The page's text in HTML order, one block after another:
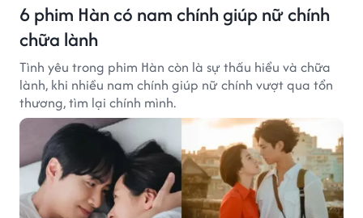
6 phim Hàn có nam chính giúp nữ chính
chữa lành
Tình yêu trong phim Hàn còn là sự thấu hiểu và chữa
lành, khi nhiều nam chính giúp nữ chính vượt qua tổn
thương, tìm lại chính mình.